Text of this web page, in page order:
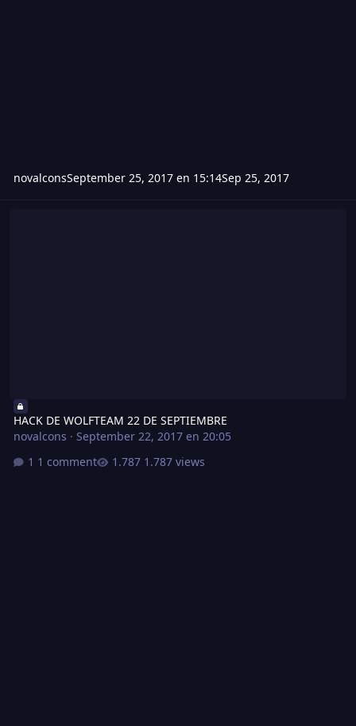
novalconsSeptember 25, 2017 en 15:14Sep 25, 2017
HACK DE WOLFTEAM 22 DE SEPTIEMBRE
novalcons · September 22, 2017 en 20:05
1 comment
1.787 views